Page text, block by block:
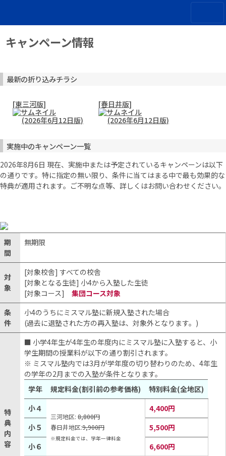
キャンペーン情報
最新の折り込みチラシ
[東三河版]
(2026年6月12日版)
[春日井版]
(2026年6月12日版)
実施中のキャンペーン一覧
2026年8月6日 現在、実施中または予定されているキャンペーンは以下
の通りです。特に指定の無い限り、条件に当てはまる中で最も効果的な
特典が適用されます。ご不明な点等、詳しくはお問い合わせください。
期
間
無期限
対
象
[対象校舎] すべての校舎
[対象となる生徒] 小4から入塾した生徒
[対象コース] 集団コース対象
条
件
小4のうちにミスマル塾に新規入塾された場合
(過去に退塾された方の再入塾は、対象外となります。)
特
典
内
容
■ 小学4年生が4年生の年度内にミスマル塾に入塾すると、小
学生期間の授業料が以下の通り割引されます。
※ ミスマル塾内では3月が学年度の切り替わりのため、4年生
の学年の2月までの入塾が条件となります。
学年
規定料金(割引前の参考価格)
特別料金(全地区)
小４
三河地区: 8,800円
春日井地区:9,900円
※規定料金では、学年一律料金
4,400円
小５
5,500円
小６
6,600円